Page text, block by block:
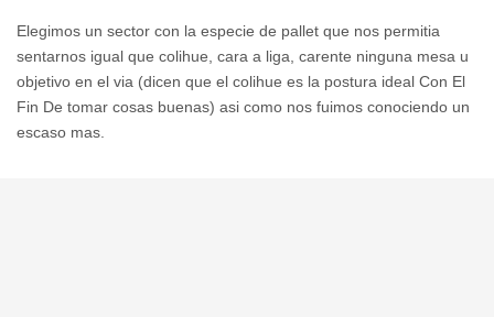
Elegimos un sector con la especie de pallet que nos permitia
sentarnos igual que colihue, cara a liga, carente ninguna mesa u
objetivo en el vi­a (dicen que el colihue es la postura ideal Con El
Fin De tomar cosas buenas) asi­ como nos fuimos conociendo un
escaso mas.